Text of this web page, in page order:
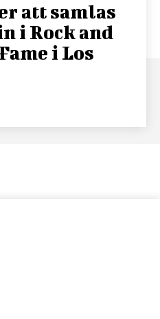
att samlas
i Rock and
i Los